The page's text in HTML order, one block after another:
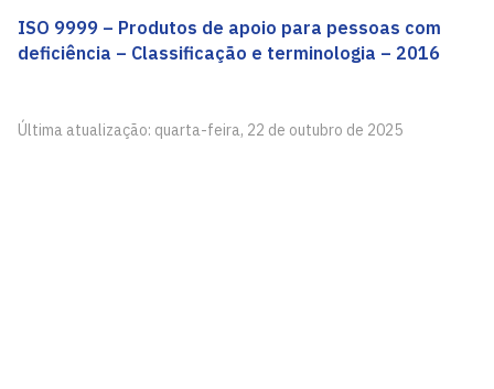
ISO 9999 – Produtos de apoio para pessoas com
deficiência – Classificação e terminologia – 2016
Última atualização: quarta-feira, 22 de outubro de 2025